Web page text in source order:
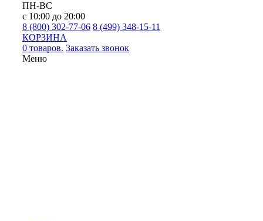
ПН-ВС
с 10:00 до 20:00
8 (800) 302-77-06 8 (499) 348-15-11
КОРЗИНА
0 товаров. Заказать звонок
Меню